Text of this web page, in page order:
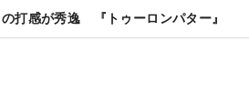
打感が秀逸 『トゥーロンパター』